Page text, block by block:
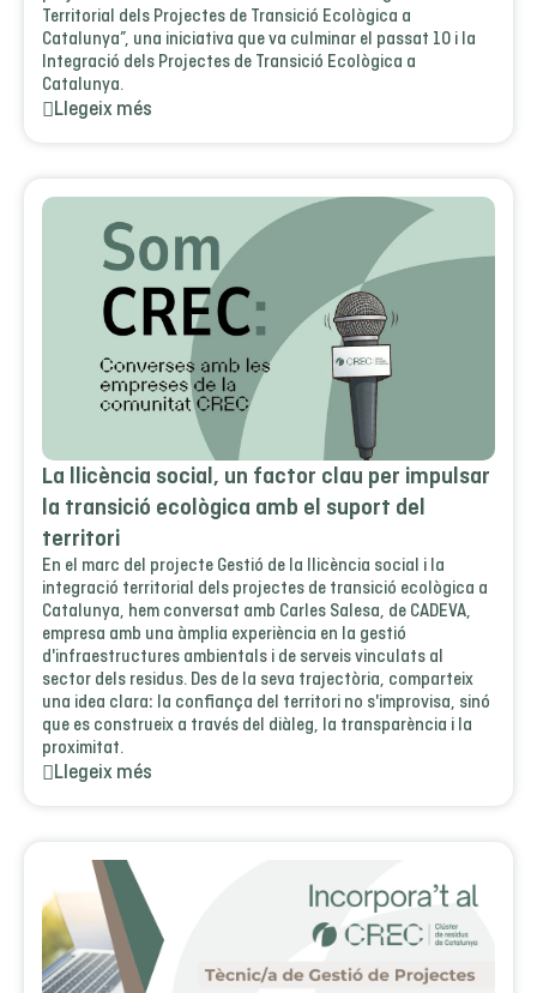
Territorial dels Projectes de Transició Ecològica a
Catalunya”, una iniciativa que va culminar el passat 10 i la
Integració dels Projectes de Transició Ecològica a
Catalunya.
Llegeix més
La llicència social, un factor clau per impulsar
la transició ecològica amb el suport del
territori
En el marc del projecte Gestió de la llicència social i la
integració territorial dels projectes de transició ecològica a
Catalunya, hem conversat amb Carles Salesa, de CADEVA,
empresa amb una àmplia experiència en la gestió
d'infraestructures ambientals i de serveis vinculats al
sector dels residus. Des de la seva trajectòria, comparteix
una idea clara: la confiança del territori no s'improvisa, sinó
que es construeix a través del diàleg, la transparència i la
proximitat.
Llegeix més